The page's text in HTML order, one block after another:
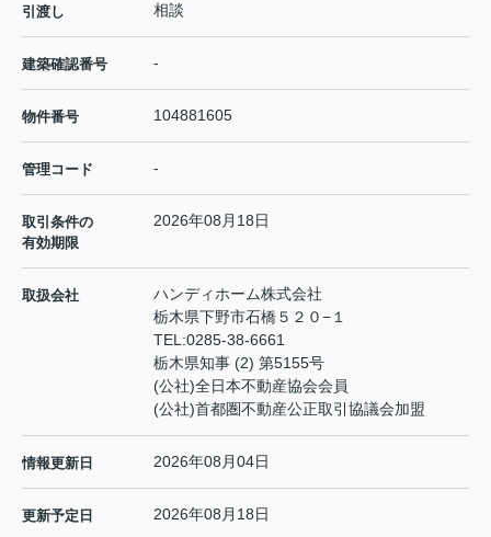
引渡し 相談
建築確認番号 -
物件番号 104881605
管理コード -
取引条件の
有効期限
2026年08月18日
取扱会社
ハンディホーム株式会社
栃木県下野市石橋５２０−１
TEL:0285-38-6661
栃木県知事 (2) 第5155号
(公社)全日本不動産協会会員
(公社)首都圏不動産公正取引協議会加盟
情報更新日 2026年08月04日
更新予定日 2026年08月18日